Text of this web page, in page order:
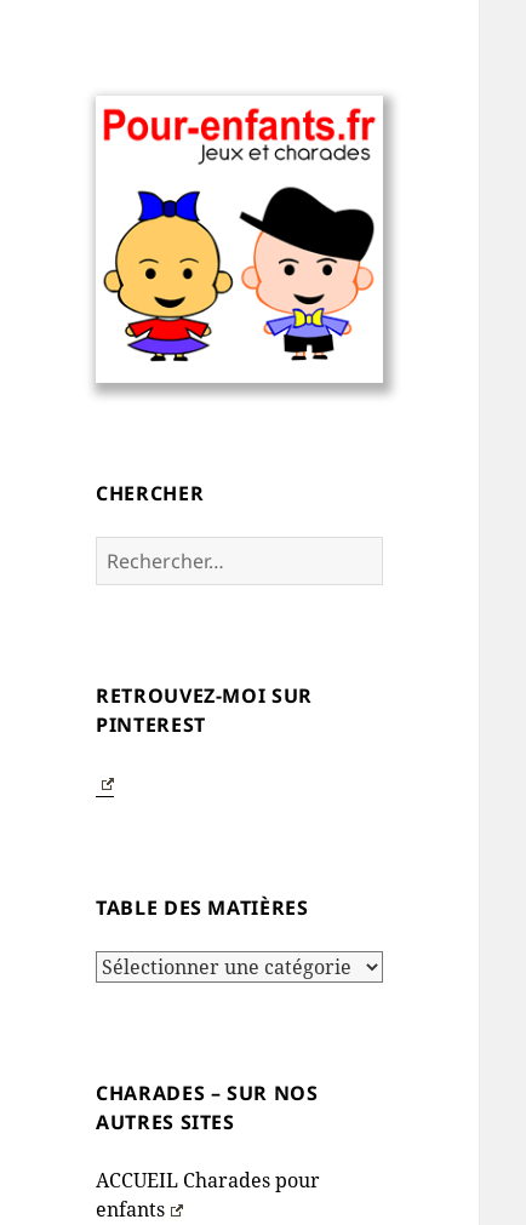
devinettes, pour
enfants.
CHERCHER
Rechercher :
RETROUVEZ-MOI SUR
PINTEREST
TABLE DES MATIÈRES
Table
CHARADES – SUR NOS
AUTRES SITES
ACCUEIL Charades pour
enfants